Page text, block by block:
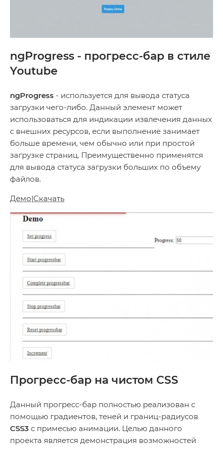
ngProgress - прогресс-бар в стиле
Youtube
ngProgress - используется для вывода статуса
загрузки чего-либо. Данный элемент может
использоваться для индикации извлечения данных
с внешних ресурсов, если выполнение занимает
больше времени, чем обычно или при простой
загрузке страниц. Преимущественно применятся
для вывода статуса загрузки больших по объему
файлов.
Демо|Скачать
Прогресс-бар на чистом CSS
Данный прогресс-бар полностью реализован с
помощью градиентов, теней и границ-радиусов
CSS3 с примесью анимации. Целью данного
проекта является демонстрация возможностей